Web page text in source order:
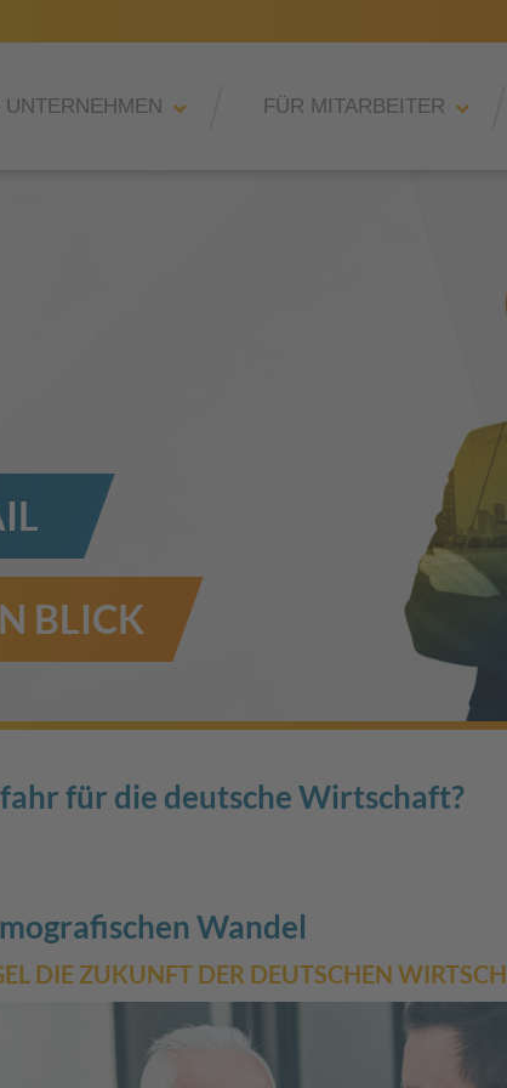
UNTERNEHMEN FÜR MITARBEITER
BLICK
für die deutsche Wirtschaft?
Wandel
DIE ZUKUNFT DER DEUTSCHEN